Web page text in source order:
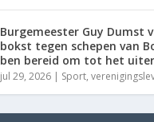
Burgemeester Guy Dumst
bokst tegen schepen van
ben bereid om tot het
jul 29, 2026 | Sport,